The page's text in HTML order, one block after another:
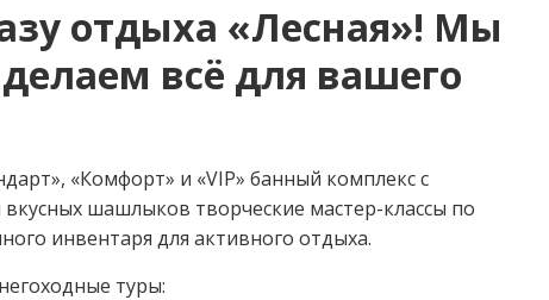
отдыха «Лесная»! Мы
всё для вашего
«Комфорт» и «VIP» банный комплекс с
шашлыков творческие мастер-классы по
инвентаря для активного отдыха.
туры: